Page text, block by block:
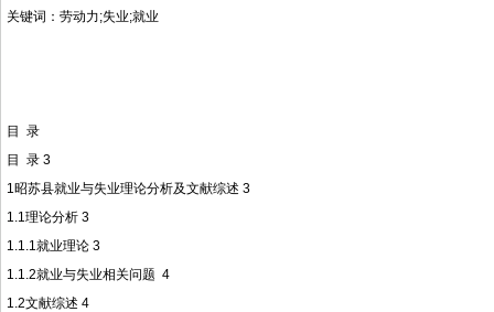
关键词：劳动力;失业;就业
目
录
目 录 3
1昭苏县就业与失业理论分析及文献综述 3
1.1理论分析 3
1.1.1就业理论 3
1.1.2就业与失业相关问题 4
1.2文献综述 4